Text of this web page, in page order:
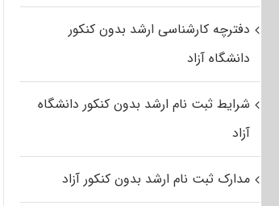
دفترچه کارشناسی ارشد بدون کنکور
دانشگاه آزاد
شرایط ثبت نام ارشد بدون کنکور دانشگاه
آزاد
مدارک ثبت نام ارشد بدون کنکور آزاد